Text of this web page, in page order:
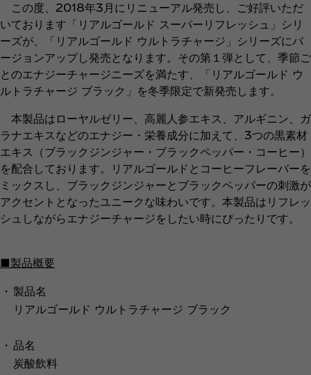
この度、2018年3月にリニューアル発売し、ご好評いただ
いております「リアルゴールド スーパーリフレッシュ」シリ
ーズが、「リアルゴールド ウルトラチャージ」シリーズにバ
ージョンアップし発売となります。その第１弾として、季節ご
とのエナジーチャージニーズを満たす、「リアルゴールド ウ
ルトラチャージ ブラック」を冬季限定で新発売します。
本製品はローヤルゼリー、高麗人参エキス、アルギニン、ガ
ラナエキスなどのエナジー・栄養成分に加えて、3つの黒素材
エキス（ブラックジンジャー・ブラックペッパー・コーヒー）
を配合しております。リアルゴールドとコーヒーフレーバーを
ミックスし、ブラックジンジャーとブラックペッパーの刺激が
アクセントとなったユニークな味わいです。本製品はリフレッ
シュしながらエナジーチャージをしたい時にぴったりです。
■製品概要
・ 製品名
リアルゴールド ウルトラチャージ ブラック
・ 品名
炭酸飲料